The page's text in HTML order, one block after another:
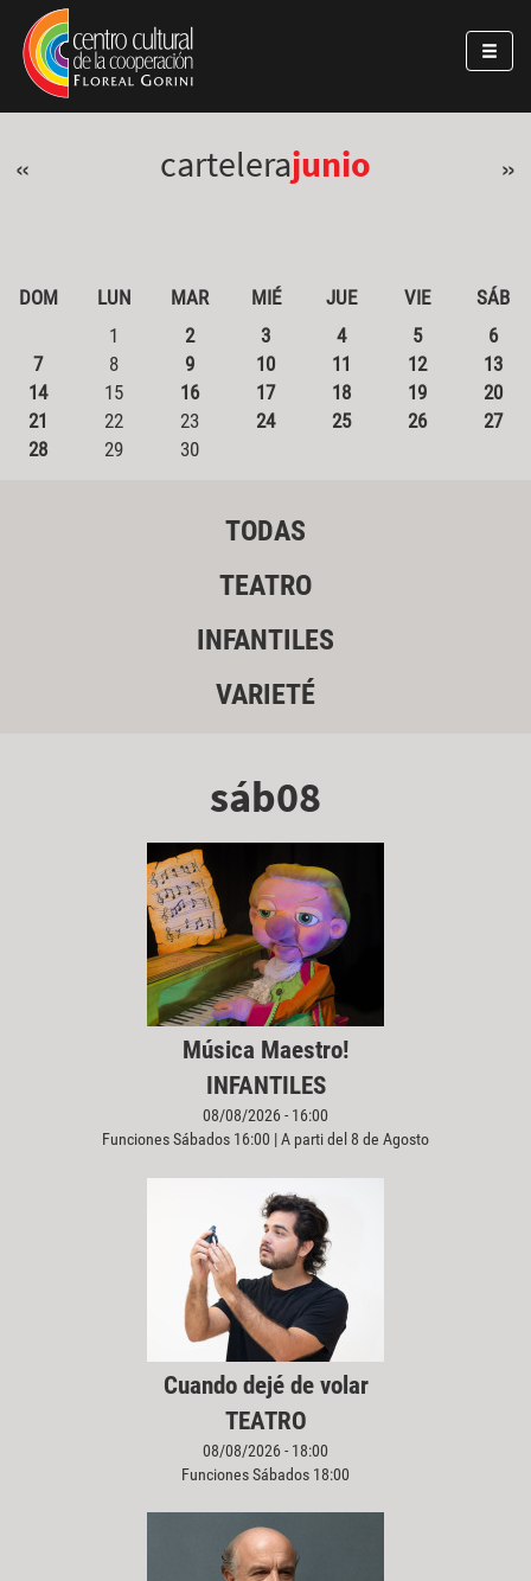
Pasar al contenido principal
Jump to main content
« cartelerajunio »
DOM LUN MAR MIÉ JUE VIE
SÁB
1
2 3 4 5
6
7
8 9 10 11 12
13
14
15 16 17 18 19
20
21
22 23 24 25 26
27
28
29 30
TODAS
TEATRO
INFANTILES
VARIETÉ
sáb08
Música Maestro!
INFANTILES
08/08/2026 - 16:00
Funciones Sábados 16:00 | A parti del 8 de Agosto
Cuando dejé de volar
TEATRO
08/08/2026 - 18:00
Funciones Sábados 18:00